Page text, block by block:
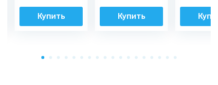
Купить Купить